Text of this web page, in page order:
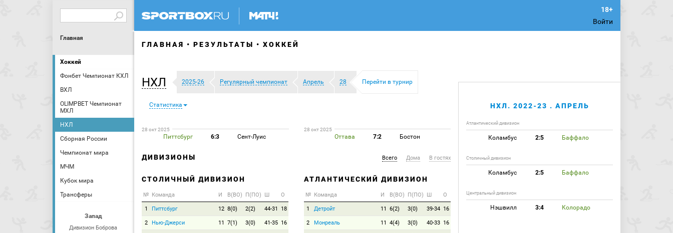
Войти
Главная
Хоккей
Фонбет Чемпионат КХЛ
ВХЛ
OLIMPBET Чемпионат
МХЛ
НХЛ
Сборная России
Чемпионат мира
МЧМ
Кубок мира
Трансферы
Запад
Дивизион Боброва
ГЛАВНАЯ РЕЗУЛЬТАТЫ ХОККЕЙ
НХЛ 2025-26 Регулярный чемпионат Апрель 28 Перейти в турнир
Статистика
28 окт 2025
Питтсбург 6:3 Сент-Луис
28 окт 2025
Оттава 7:2 Бостон
Всего Дома В гостях
ДИВИЗИОНЫ
СТОЛИЧНЫЙ ДИВИЗИОН
№ Команда И В(ВО) П(ПО) Ш О
1 Питтсбург 12 8(0) 2(2) 44-31 18
2 Нью-Джерси 11 7(1) 3(0) 41-35 16
АТЛАНТИЧЕСКИЙ ДИВИЗИОН
№ Команда И В(ВО) П(ПО) Ш О
1 Детройт 11 6(2) 3(0) 39-34 16
2 Монреаль 11 4(4) 3(0) 40-33 16
НХЛ. 2022-23 . АПРЕЛЬ
Атлантический дивизион
Коламбус 2:5 Баффало
Столичный дивизион
Коламбус 2:5 Баффало
Центральный дивизион
Нэшвилл 3:4 Колорадо